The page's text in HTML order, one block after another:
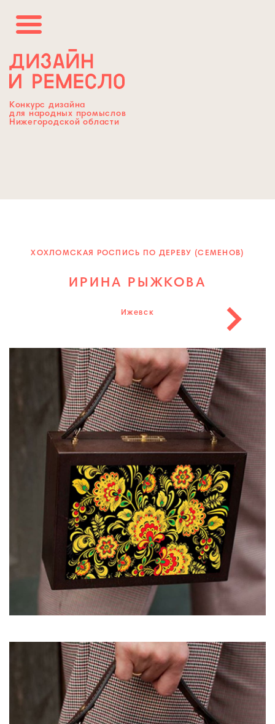
Конкурс дизайна
для народных промыслов
Нижегородской области
ХОХЛОМСКАЯ РОСПИСЬ ПО ДЕРЕВУ (СЕМЕНОВ)
ИРИНА РЫЖКОВА
Ижевск